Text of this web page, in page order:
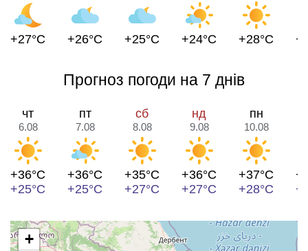
+27°C +26°C +25°C +24°C +28°C
Прогноз погоди на 7 днів
чт
6.08
+36°C
+25°C
пт
7.08
+36°C
+25°C
сб
8.08
+35°C
+27°C
нд
9.08
+36°C
+27°C
пн
10.08
+37°C
+28°C
+